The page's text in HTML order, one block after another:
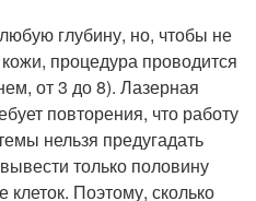
глубину, но, чтобы не
процедура проводится
от 3 до 8). Лазерная
повторения, что работу
нельзя предугадать
только половину
клеток. Поэтому, сколько